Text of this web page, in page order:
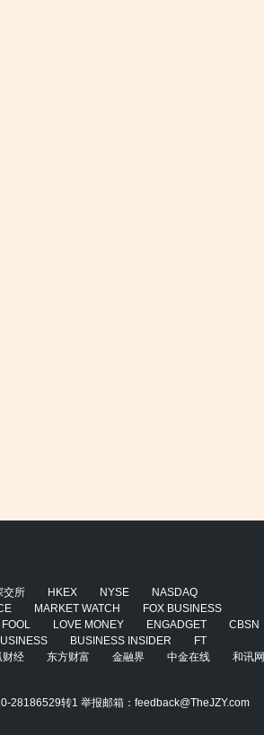
交所 HKEX NYSE
NASDAQ
MARKET WATCH
FOX BUSINESS
FOOL LOVE MONEY ENGADGET
CBSN
BUSINESS INSIDER
FT
财经 东方财富 金融界 中金在线
和讯网
28186529转1 举报邮箱：feedback@TheJZY.com